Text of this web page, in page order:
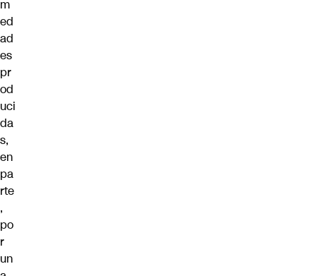
m
ed
ad
es
pr
od
uci
da
s,
en
pa
rte
,
po
r
un